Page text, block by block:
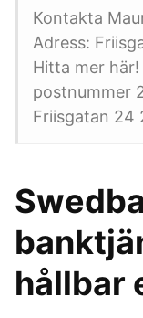
Kontakta
Adress:
Hitta mer
postnummer
Friisgatan 24
hållbar